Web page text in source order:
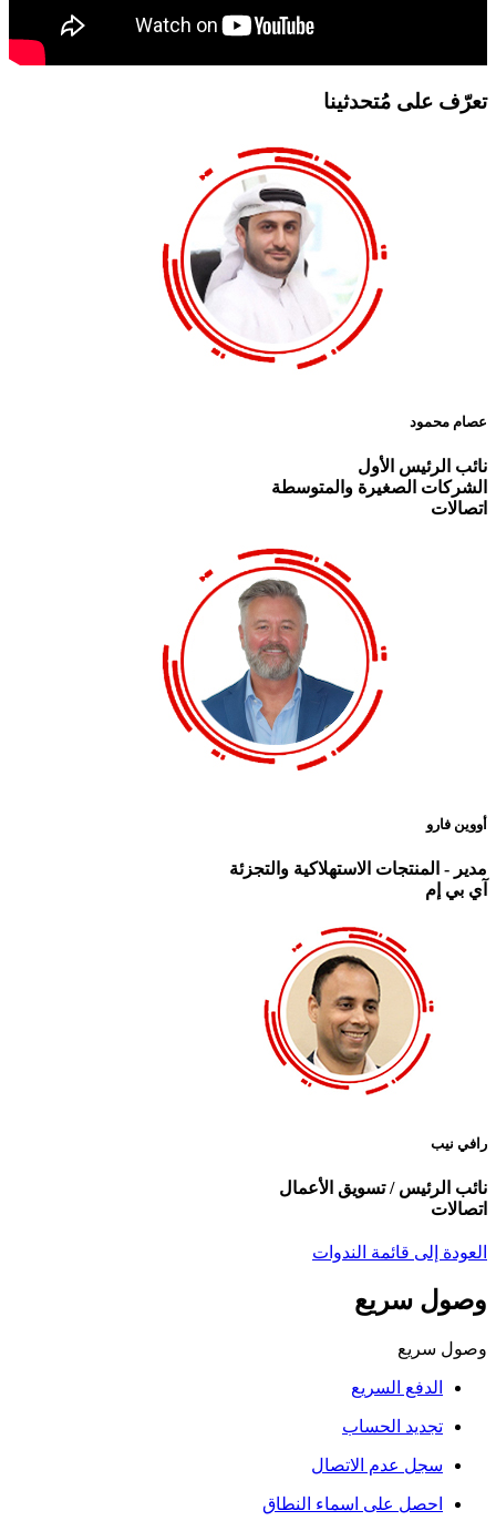
تعرّف على مُتحدثينا
عصام محمود
نائب الرئيس الأول
الشركات الصغيرة والمتوسطة
اتصالات
أووين فارو
مدير - المنتجات الاستهلاكية والتجزئة
آي بي إم
رافي نيب
نائب الرئيس / تسويق الأعمال
اتصالات
العودة إلى قائمة الندوات
وصول سريع
وصول سريع
الدفع السريع
تجديد الحساب
سجل عدم الاتصال
احصل على اسماء النطاق